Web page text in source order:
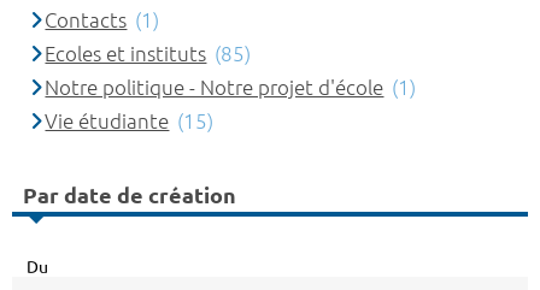
Contacts (1)
Ecoles et instituts (85)
Notre politique - Notre projet d'école (1)
Vie étudiante (15)
Par date de création
Du